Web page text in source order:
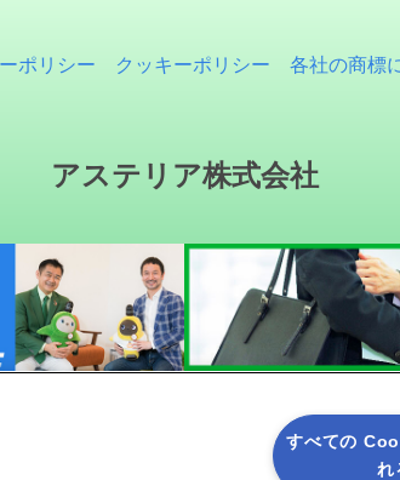
ポリシー クッキーポリシー 各社の商標
アステリア株式会社
すべての
れ